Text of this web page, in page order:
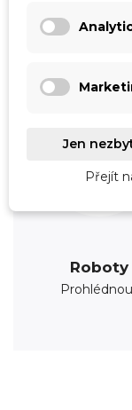
Roboty
Jen
Přejít